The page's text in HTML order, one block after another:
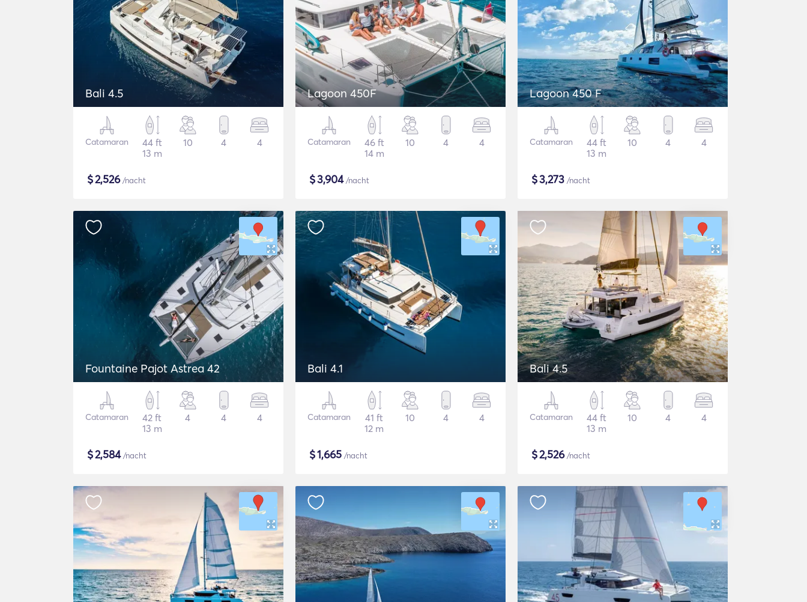
Bali 4.5
Catamaran
44 ft
13 m
10 4 4
$2,526/nacht
Lagoon 450F
Catamaran
46 ft
14 m
10 4 4
$3,904/nacht
Lagoon 450 F
Catamaran
44 ft
13 m
10 4 4
$3,273 /nacht
Fountaine Pajot Astrea 42
Catamaran
42 ft
13 m
4 4 4
$2,584/nacht
Bali 4.1
Catamaran
41 ft
12 m
10 4 4
$1,665 /nacht
Bali 4.5
Catamaran
44 ft
13 m
10 4 4
$2,526/nacht